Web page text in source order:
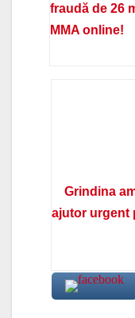
fraudă de 26
MMA online!
Grindina
ajutor urgent